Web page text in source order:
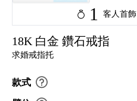
1 客人首飾
18K 白金 鑽石戒指
求婚戒指托
款式